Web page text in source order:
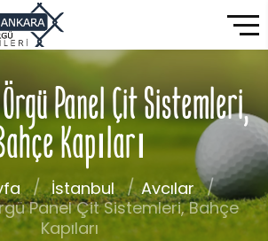
Panel Çit Sistemleri,
Kapıları
İstanbul
Avcılar
Panel Çit Sistemleri, Bahçe
Kapıları